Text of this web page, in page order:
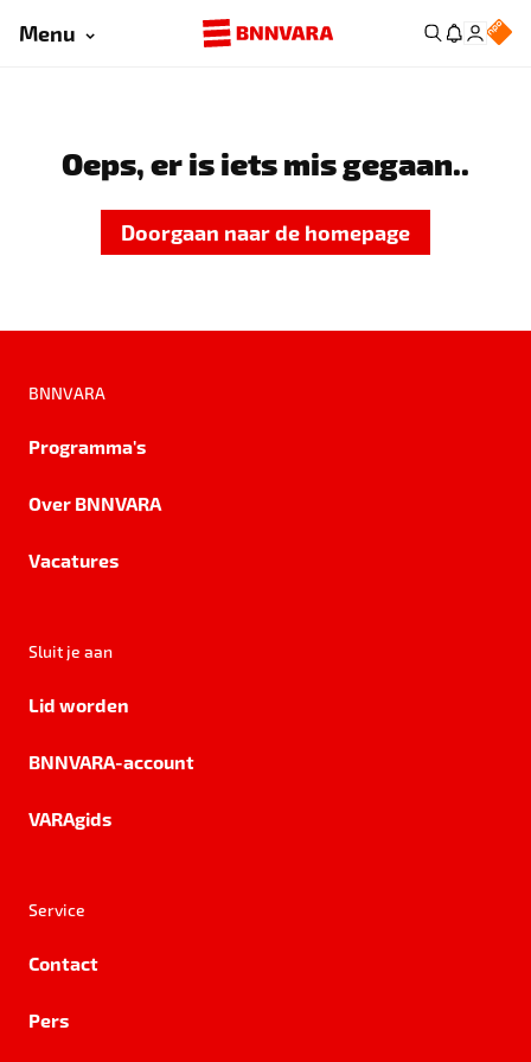
Menu
Oeps, er is iets mis gegaan..
Doorgaan naar de homepage
BNNVARA
Programma's
Over BNNVARA
Vacatures
Sluit je aan
Lid worden
BNNVARA-account
VARAgids
Service
Contact
Pers